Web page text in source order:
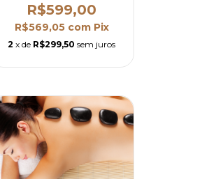
R$599,00
R$569,05 com Pix
2 x de R$299,50 sem juros